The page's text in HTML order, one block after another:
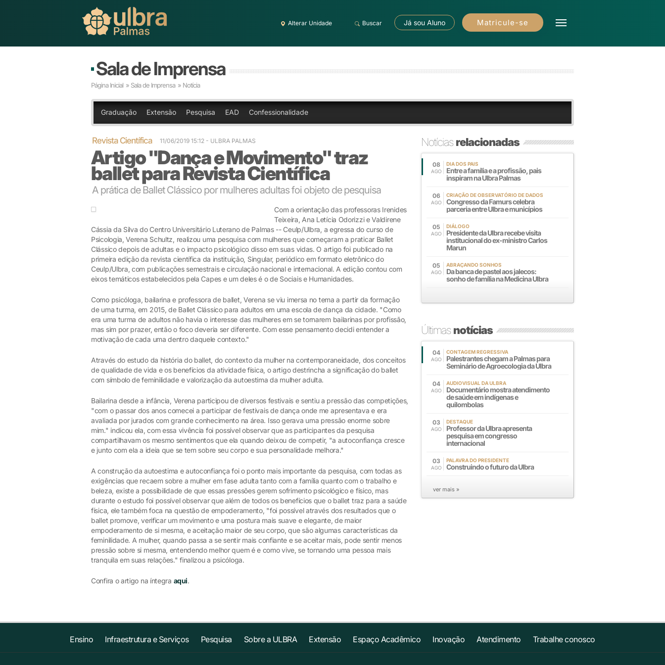
Alterar Unidade Buscar Já sou Aluno Matricule-se
Sala de Imprensa
Página Inicial » Sala de Imprensa » Notícia
Graduação Extensão Pesquisa EAD Confessionalidade
Revista Científica 11/06/2019 15:12 - ULBRA PALMAS
Artigo "Dança e Movimento" traz
ballet para Revista Científica
A prática de Ballet Clássico por mulheres adultas foi objeto de pesquisa
Com a orientação das professoras Irenides
Teixeira, Ana Letícia Odorizzi e Valdirene
Cássia da Silva do Centro Universitário Luterano de Palmas -- Ceulp/Ulbra, a egressa do curso de
Psicologia, Verena Schultz, realizou uma pesquisa com mulheres que começaram a praticar Ballet
Clássico depois de adultas e o impacto psicológico disso em suas vidas. O artigo foi publicado na
primeira edição da revista científica da instituição, Singular, periódico em formato eletrônico do
Ceulp/Ulbra, com publicações semestrais e circulação nacional e internacional. A edição contou com
eixos temáticos estabelecidos pela Capes e um deles é o de Sociais e Humanidades.
Como psicóloga, bailarina e professora de ballet, Verena se viu imersa no tema a partir da formação
de uma turma, em 2015, de Ballet Clássico para adultos em uma escola de dança da cidade. "Como
era uma turma de adultos não havia o interesse das mulheres em se tornarem bailarinas por profissão,
mas sim por prazer, então o foco deveria ser diferente. Com esse pensamento decidi entender a
motivação de cada uma dentro daquele contexto."
Através do estudo da história do ballet, do contexto da mulher na contemporaneidade, dos conceitos
de qualidade de vida e os benefícios da atividade física, o artigo destrincha a significação do ballet
com símbolo de feminilidade e valorização da autoestima da mulher adulta.
Bailarina desde a infância, Verena participou de diversos festivais e sentiu a pressão das competições,
"com o passar dos anos comecei a participar de festivais de dança onde me apresentava e era
avaliada por jurados com grande conhecimento na área. Isso gerava uma pressão enorme sobre
mim." indicou ela, com essa vivência foi possível observar que as participantes da pesquisa
compartilhavam os mesmo sentimentos que ela quando deixou de competir, "a autoconfiança cresce
e junto com ela a ideia que se tem sobre seu corpo e sua personalidade melhora."
A construção da autoestima e autoconfiança foi o ponto mais importante da pesquisa, com todas as
exigências que recaem sobre a mulher em fase adulta tanto com a família quanto com o trabalho e
beleza, existe a possibilidade de que essas pressões gerem sofrimento psicológico e físico, mas
durante o estudo foi possível observar que além de todos os benefícios que o ballet traz para a saúde
física, ele também foca na questão de empoderamento, "foi possível através dos resultados que o
ballet promove, verificar um movimento e uma postura mais suave e elegante, de maior
empoderamento de si mesma, e aceitação maior de seu corpo, que são algumas características da
feminilidade. A mulher, quando passa a se sentir mais confiante e se aceitar mais, pode sentir menos
pressão sobre si mesma, entendendo melhor quem é e como vive, se tornando uma pessoa mais
tranquila em suas relações." finalizou a psicóloga.
Confira o artigo na íntegra aqui.
Notíciasrelacionadas
08
AGO
DIA DOS PAIS
Entre a família e a profissão, pais
inspiram na Ulbra Palmas
06
AGO
CRIAÇÃO DE OBSERVATÓRIO DE DADOS
Congresso da Famurs celebra
parceria entre Ulbra e municípios
05
AGO
DIÁLOGO
Presidente da Ulbra recebe visita
institucional do ex-ministro Carlos
Marun
05
AGO
ABRAÇANDO SONHOS
Da banca de pastel aos jalecos:
sonho de família na Medicina Ulbra
Últimasnotícias
04
AGO
CONTAGEM REGRESSIVA
Palestrantes chegam a Palmas para
Seminário de Agroecologia da Ulbra
04
AGO
AUDIOVISUAL DA ULBRA
Documentário mostra atendimento
de saúde em indígenas e
quilombolas
03
AGO
DESTAQUE
Professor da Ulbra apresenta
pesquisa em congresso
internacional
03
AGO
PALAVRA DO PRESIDENTE
Construindo o futuro da Ulbra
ver mais »
Ensino Infraestrutura e Serviços Pesquisa Sobre a ULBRA Extensão Espaço Acadêmico Inovação Atendimento Trabalhe conosco